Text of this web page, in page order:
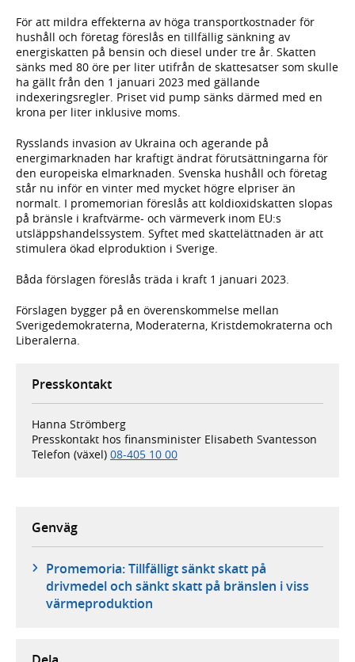
För att mildra effekterna av höga transportkostnader för
hushåll och företag föreslås en tillfällig sänkning av
energiskatten på bensin och diesel under tre år. Skatten
sänks med 80 öre per liter utifrån de skattesatser som skulle
ha gällt från den 1 januari 2023 med gällande
indexeringsregler. Priset vid pump sänks därmed med en
krona per liter inklusive moms.
Rysslands invasion av Ukraina och agerande på
energimarknaden har kraftigt ändrat förutsättningarna för
den europeiska elmarknaden. Svenska hushåll och företag
står nu inför en vinter med mycket högre elpriser än
normalt. I promemorian föreslås att koldioxidskatten slopas
på bränsle i kraftvärme- och värmeverk inom EU:s
utsläppshandelssystem. Syftet med skattelättnaden är att
stimulera ökad elproduktion i Sverige.
Båda förslagen föreslås träda i kraft 1 januari 2023.
Förslagen bygger på en överenskommelse mellan
Sverigedemokraterna, Moderaterna, Kristdemokraterna och
Liberalerna.
Presskontakt
Hanna Strömberg
Presskontakt hos finansminister Elisabeth Svantesson
Telefon (växel) 08-405 10 00
Genväg
Promemoria: Tillfälligt sänkt skatt på
drivmedel och sänkt skatt på bränslen i viss
värmeproduktion